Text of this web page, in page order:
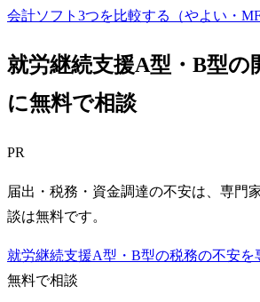
会計ソフト3つを比較する（やよい・MF
就労継続支援A型・B型の
に無料で相談
PR
届出・税務・資金調達の不安は、専門
談は無料です。
就労継続支援A型・B型の税務の不安
無料で相談